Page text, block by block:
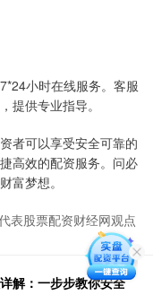
小时在线服务。客服
提供专业指导。
者可以享受安全可靠的
高效的配资服务。问必
富梦想。
表股票配资财经网观点
解：一步步教你安全